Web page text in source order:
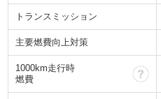
トランスミッション
主要燃費向上対策
1000km走行時
燃費